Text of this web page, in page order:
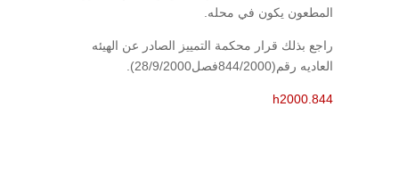
المطعون يكون في محله.
راجع بذلك قرار محكمة التمييز الصادر عن الهيئه
العاديه رقم(844/2000فصل28/9/2000).
h2000.844